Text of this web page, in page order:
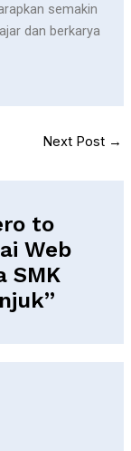
semakin
dan berkarya
Next Post →
to
Web
SMK